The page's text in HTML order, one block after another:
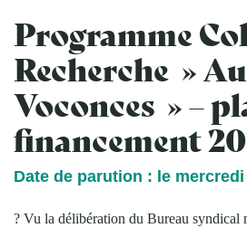
Programme
Recherche »
Voconces » –
financement
Date de parution : le mercredi
? Vu la délibération du Bureau syndical